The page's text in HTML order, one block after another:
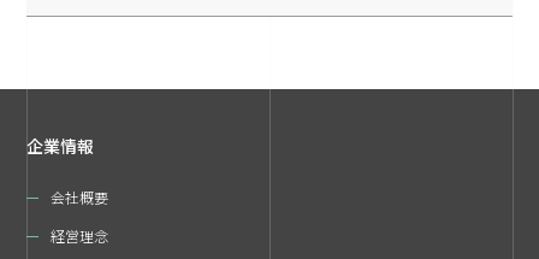
企業情報
会社概要
経営理念